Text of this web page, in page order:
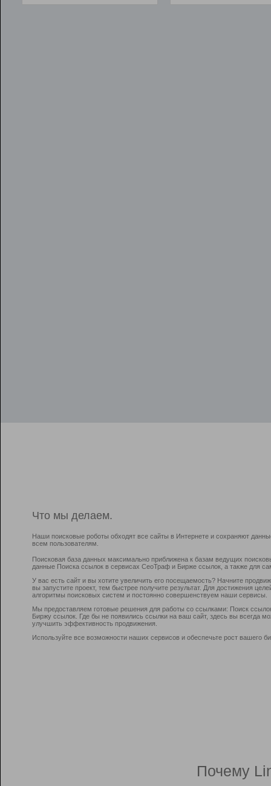
Что мы делаем.
Наши поисковые роботы обходят все сайты в Интернете и сохраняют
всем пользователям.
Поисковая база данных максимально приближена к базам ведущих
данные Поиска ссылок в сервисах СеоТраф и Бирже ссылок, а также для
У вас есть сайт и вы хотите увеличить его посещаемость? Начните
вы запустите проект, тем быстрее получите результат. Для достижения
алгоритмы поисковых систем и постоянно совершенствуем наши сервисы.
Мы предоставляем готовые решения для работы со ссылками: Поиск
Биржу ссылок. Где бы не появились ссылки на ваш сайт, здесь вы всегда
улучшить эффективность продвижения.
Используйте все возможности наших сервисов и обеспечьте рост вашего
Почему